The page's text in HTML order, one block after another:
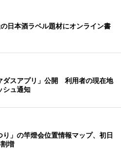
日本酒ラベル題材にオンライン書
ダスアプリ」公開 利用者の現在地
シュ通知
り」の竿燈会位置情報マップ、初日
増